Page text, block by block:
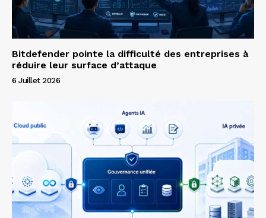
Bitdefender pointe la difficulté des entreprises à
réduire leur surface d’attaque
6 Juillet 2026